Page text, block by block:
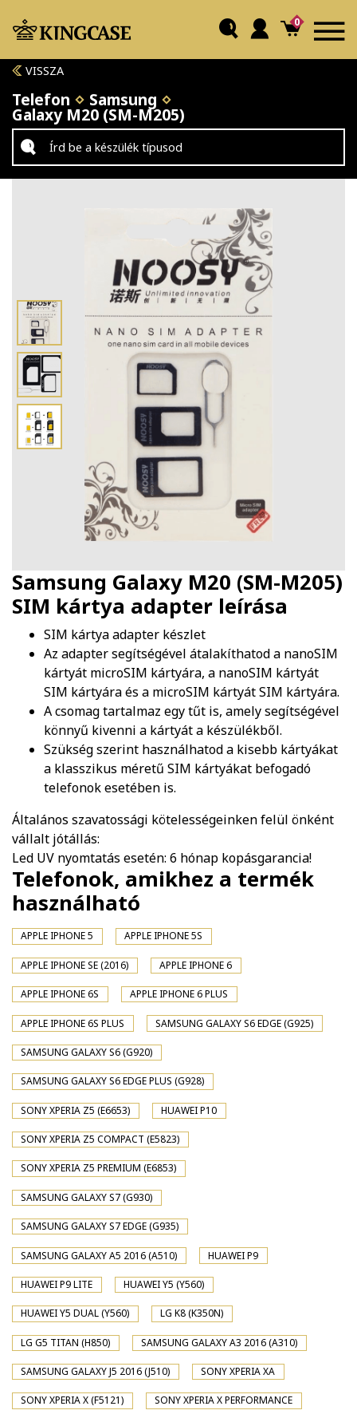
0
VISSZA
Telefon Samsung
Galaxy M20 (SM-M205)
Samsung Galaxy M20 (SM-M205)
SIM kártya adapter leírása
SIM kártya adapter készlet
Az adapter segítségével átalakíthatod a nanoSIM
kártyát microSIM kártyára, a nanoSIM kártyát
SIM kártyára és a microSIM kártyát SIM kártyára.
A csomag tartalmaz egy tűt is, amely segítségével
könnyű kivenni a kártyát a készülékből.
Szükség szerint használhatod a kisebb kártyákat
a klasszikus méretű SIM kártyákat befogadó
telefonok esetében is.
Általános szavatossági kötelességeinken felül önként
vállalt jótállás:
Led UV nyomtatás esetén: 6 hónap kopásgarancia!
Telefonok, amikhez a termék
használható
APPLE IPHONE 5 APPLE IPHONE 5S
APPLE IPHONE SE (2016) APPLE IPHONE 6
APPLE IPHONE 6S APPLE IPHONE 6 PLUS
APPLE IPHONE 6S PLUS SAMSUNG GALAXY S6 EDGE (G925)
SAMSUNG GALAXY S6 (G920)
SAMSUNG GALAXY S6 EDGE PLUS (G928)
SONY XPERIA Z5 (E6653) HUAWEI P10
SONY XPERIA Z5 COMPACT (E5823)
SONY XPERIA Z5 PREMIUM (E6853)
SAMSUNG GALAXY S7 (G930)
SAMSUNG GALAXY S7 EDGE (G935)
SAMSUNG GALAXY A5 2016 (A510) HUAWEI P9
HUAWEI P9 LITE HUAWEI Y5 (Y560)
HUAWEI Y5 DUAL (Y560) LG K8 (K350N)
LG G5 TITAN (H850) SAMSUNG GALAXY A3 2016 (A310)
SAMSUNG GALAXY J5 2016 (J510) SONY XPERIA XA
SONY XPERIA X (F5121) SONY XPERIA X PERFORMANCE